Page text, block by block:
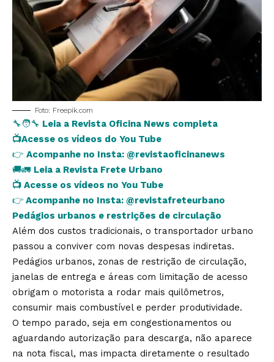
Foto: Freepik.com
🔧🧑‍🔧 Leia a Revista Oficina News completa
📺Acesse os vídeos do You Tube
👉 Acompanhe no Insta: @revistaoficinanews
🚚🚛 Leia a Revista Frete Urbano
📺 Acesse os vídeos no You Tube
👉 Acompanhe no Insta: @revistafreteurbano
Pedágios urbanos e restrições de circulação
Além dos custos tradicionais, o transportador urbano
passou a conviver com novas despesas indiretas.
Pedágios urbanos, zonas de restrição de circulação,
janelas de entrega e áreas com limitação de acesso
obrigam o motorista a rodar mais quilômetros,
consumir mais combustível e perder produtividade.
O tempo parado, seja em congestionamentos ou
aguardando autorização para descarga, não aparece
na nota fiscal, mas impacta diretamente o resultado